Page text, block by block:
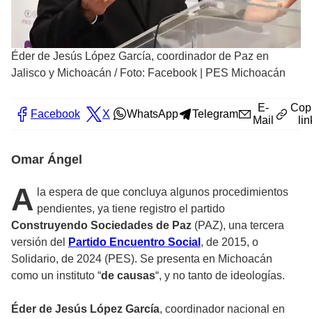
Éder de Jesús López García, coordinador de Paz en
Jalisco y Michoacán / Foto: Facebook | PES Michoacán
Facebook X WhatsApp Telegram
E-
Mail
Omar Ángel
A la espera de que concluya algunos procedimientos
pendientes, ya tiene registro el partido
Construyendo Sociedades de Paz (PAZ), una tercera
versión del
Partido Encuentro Social , de 2015, o
Solidario, de 2024 (PES). Se presenta en Michoacán
como un instituto “de causas“, y no tanto de ideologías.
Éder de Jesús López García, coordinador nacional en